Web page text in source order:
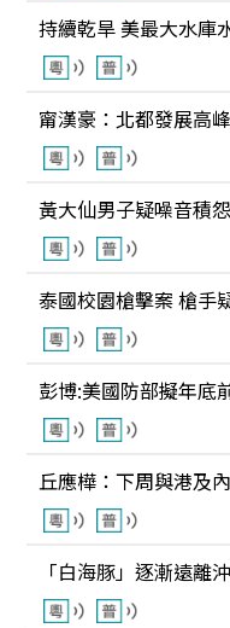
持續乾旱 美最大水庫
甯漢豪：北都發展高
黃大仙男子疑噪音積
泰國校園槍擊案 槍手
彭博:美國防部擬年底
丘應樺：下周與港及
「白海豚」逐漸遠離